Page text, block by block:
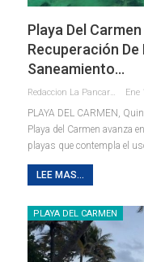
Playa Del
Recuperación De
Saneamiento…
Redaccion La Pancarta De Quintana Roo Ene
PLAYA DEL CARMEN,
Playa del Carmen avanza
playas que contempla el
LEE MAS...
PLAYA DEL CARMEN